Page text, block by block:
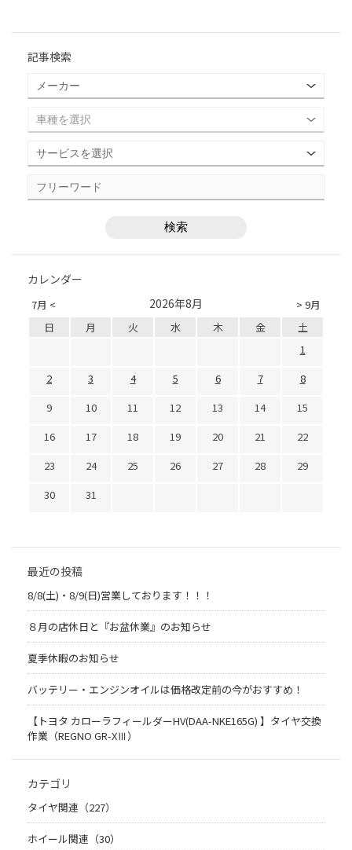
記事検索
カレンダー
7月 < > 9月
2026年8月
日 月 火 水 木 金
土
1
2
3 4 5 6 7
8
9
10 11 12 13 14
15
16
17 18 19 20 21
22
23
24 25 26 27 28
29
30
31
最近の投稿
8/8(土)・8/9(日)営業しております！！！
８月の店休日と『お盆休業』のお知らせ
夏季休暇のお知らせ
バッテリー・エンジンオイルは価格改定前の今がおすすめ！
【トヨタ カローラフィールダーHV(DAA-NKE165G) 】タイヤ交換
作業（REGNO GR-XⅢ）
カテゴリ
タイヤ関連（227）
ホイール関連（30）